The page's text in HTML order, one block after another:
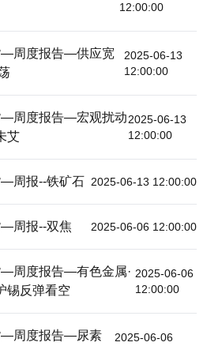
12:00:00
—周度报告—供应宽
2025-06-13
12:00:00
—周度报告—宏观扰动
艾
2025-06-13
12:00:00
周报--铁矿石 2025-06-13 12:00:00
周报--双焦 2025-06-06 12:00:00
周度报告—有色金属·
锡反弹看空
2025-06-06
12:00:00
—周度报告—尿素
2025-06-06